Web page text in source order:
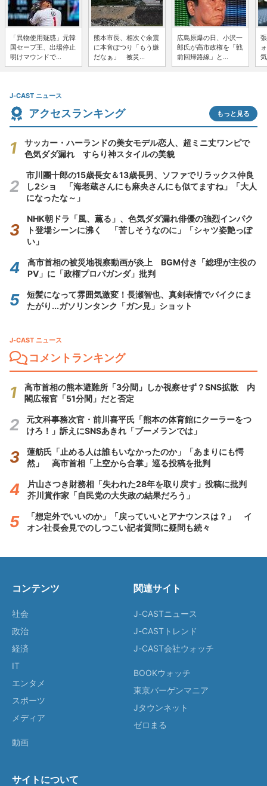
「異物使用疑惑」元韓
国セーブ王、出場停止
明けマウンドで...
熊本市長、相次ぐ余震
に本音ぽつり「もう嫌
だなぁ」 被災...
広島原爆の日、小沢一
郎氏が高市政権を「戦
前回帰路線」と...
J-CAST ニュース
アクセスランキング もっと見る
サッカー・ハーランドの美女モデル恋人、超ミニ丈ワンピで
色気ダダ漏れ すらり神スタイルの美貌
市川團十郎の15歳長女＆13歳長男、ソファでリラックス仲良
し2ショ 「海老蔵さんにも麻央さんにも似てますね」「大人
になったな～」
NHK朝ドラ「風、薫る」、色気ダダ漏れ俳優の強烈インパク
ト登場シーンに沸く 「苦しそうなのに」「シャツ姿艶っぽ
い」
高市首相の被災地視察動画が炎上 BGM付き「総理が主役の
PV」に「政権プロパガンダ」批判
短髪になって雰囲気激変！長瀬智也、真剣表情でバイクにま
たがり...ガソリンタンク「ガン見」ショット
J-CAST ニュース
コメントランキング
高市首相の熊本避難所「3分間」しか視察せず？SNS拡散 内
閣広報官「51分間」だと否定
元文科事務次官・前川喜平氏「熊本の体育館にクーラーをつ
けろ！」訴えにSNSあきれ「ブーメランでは」
蓮舫氏「止める人は誰もいなかったのか」「あまりにも愕
然」 高市首相「上空から合掌」巡る投稿を批判
片山さつき財務相「失われた28年を取り戻す」投稿に批判
芥川賞作家「自民党の大失政の結果だろう」
「想定外でいいのか」「戻っていいとアナウンスは？」 イ
オン社長会見でのしつこい記者質問に疑問も続々
コンテンツ
社会
政治
経済
IT
エンタメ
スポーツ
メディア
動画
関連サイト
J-CASTニュース
J-CASTトレンド
J-CAST会社ウォッチ
BOOKウォッチ
東京バーゲンマニア
Jタウンネット
ゼロまる
サイトについて